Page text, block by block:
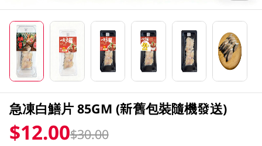
急凍白鱔片 85GM (新舊包裝隨機發送)
$12.00$30.00